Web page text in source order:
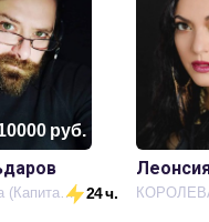
руб.
Актёр дубляжа (Капитан Америка) 24 ч.